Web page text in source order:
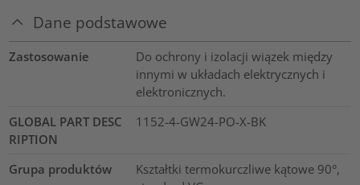
Dane podstawowe
Zastosowanie
Do ochrony i izolacji wiązek między
innymi w układach elektrycznych i
elektronicznych.
GLOBAL PART DESC
RIPTION
1152-4-GW24-PO-X-BK
Grupa produktów
Kształtki termokurczliwe kątowe 90°,